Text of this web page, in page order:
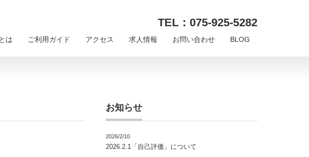
TEL：075-925-5282
は ご利用ガイド アクセス 求人情報 お問い合わせ BLOG
お知らせ
2026/2/10
2026.2.1「自己評価」について